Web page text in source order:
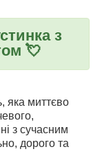
з
💘
яка миттєво
з сучасним
дорого та